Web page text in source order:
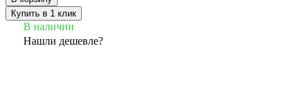
Купить в 1 клик
В наличии
Нашли дешевле?